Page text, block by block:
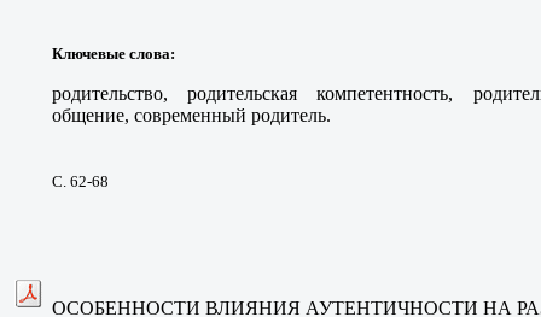
Ключевые слова:
родительство, родительская компетентность,
общение, современный родитель.
С. 62-68
ОСОБЕННОСТИ ВЛИЯНИЯ АУТЕНТИЧНОСТИ НА